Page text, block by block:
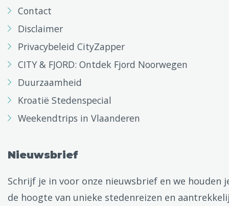
Contact
Disclaimer
Privacybeleid CityZapper
CITY & FJORD: Ontdek Fjord Noorwegen
Duurzaamheid
Kroatië Stedenspecial
Weekendtrips in Vlaanderen
Nieuwsbrief
Schrijf je in voor onze nieuwsbrief en we houden
de hoogte van unieke stedenreizen en